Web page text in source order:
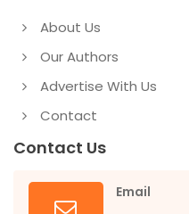
About Us
Our Authors
Advertise With Us
Contact
Contact Us
Email